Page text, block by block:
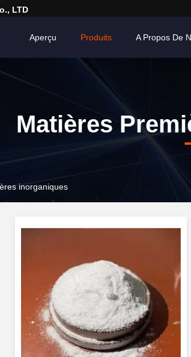
LTD
Aperçu Produits A Propos De
Matières
inorganiques